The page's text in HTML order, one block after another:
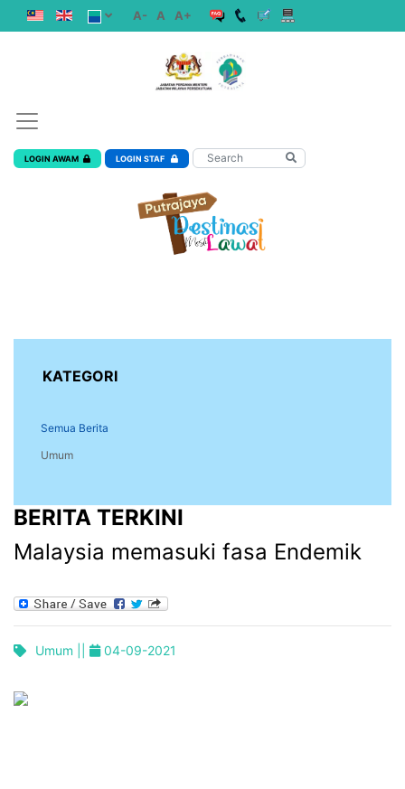
A- A A+
LOGIN AWAM LOGIN STAF
KATEGORI
Semua Berita
Umum
BERITA TERKINI
Malaysia memasuki fasa Endemik
Umum || 04-09-2021